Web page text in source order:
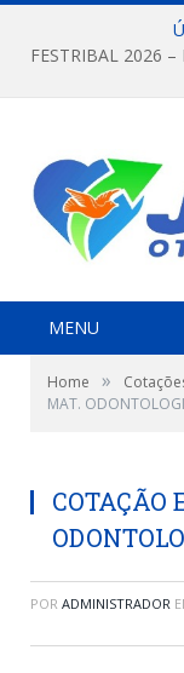
MENU
Home »
MAT.
COTAÇÃO
POR ADMINISTRADOR